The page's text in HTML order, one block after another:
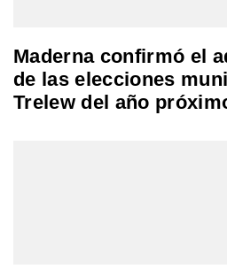
Maderna confirmó el
de las elecciones
Trelew del año